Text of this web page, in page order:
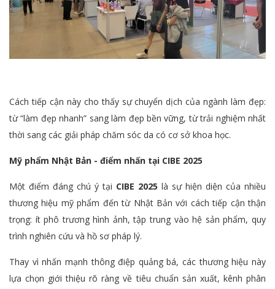
Cách tiếp cận này cho thấy sự chuyển dịch của ngành làm đẹp:
từ “làm đẹp nhanh” sang làm đẹp bền vững, từ trải nghiệm nhất
thời sang các giải pháp chăm sóc da có cơ sở khoa học.
Mỹ phẩm Nhật Bản - điểm nhấn tại CIBE 2025
Một điểm đáng chú ý tại CIBE 2025 là sự hiện diện của nhiều
thương hiệu mỹ phẩm đến từ Nhật Bản với cách tiếp cận thận
trọng: ít phô trương hình ảnh, tập trung vào hệ sản phẩm, quy
trình nghiên cứu và hồ sơ pháp lý.
Thay vì nhấn mạnh thông điệp quảng bá, các thương hiệu này
lựa chọn giới thiệu rõ ràng về tiêu chuẩn sản xuất, kênh phân